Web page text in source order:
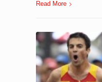
Read More